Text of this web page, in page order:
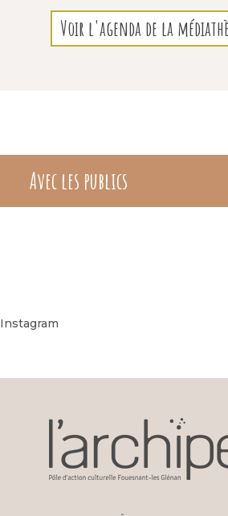
Voir l'agenda de la
Avec les publics
Instagram